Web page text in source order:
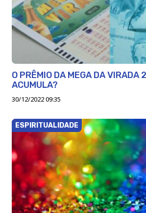
O PRÊMIO DA MEGA DA VIRADA
ACUMULA?
30/12/2022 09:35
ESPIRITUALIDADE